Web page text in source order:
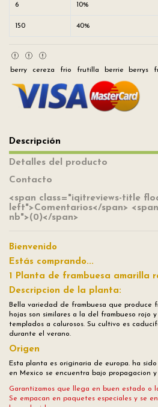
6 10%
150 40%
berry cereza frio frutilla berrie berrys
Descripción
Detalles del producto
Contacto
<span class="iqitreviews-title
left">Comentarios</span>
nb">(0)</span>
Bienvenido
Estás comprando...
1 Planta de frambuesa amarilla
Descripcion de la planta:
Bella variedad de frambuesa que produce
hojas son similares a la del frambueso rojo
templados a calurosos. Su cultivo es
durante el verano.
Origen
Esta planta es originaria de europa. ha
en Mexico se encuentra bajo propagacion y
Garantizamos que llega en buen estado o
Se empacan en paquetes especiales y se